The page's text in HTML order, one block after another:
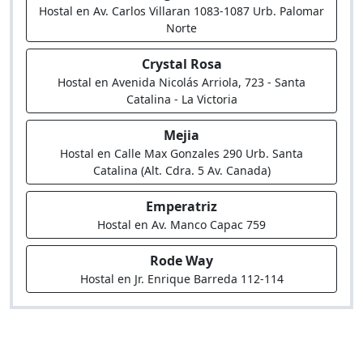
Hostal en Av. Carlos Villaran 1083-1087 Urb. Palomar
Norte
Crystal Rosa
Hostal en Avenida Nicolás Arriola, 723 - Santa
Catalina - La Victoria
Mejia
Hostal en Calle Max Gonzales 290 Urb. Santa
Catalina (Alt. Cdra. 5 Av. Canada)
Emperatriz
Hostal en Av. Manco Capac 759
Rode Way
Hostal en Jr. Enrique Barreda 112-114